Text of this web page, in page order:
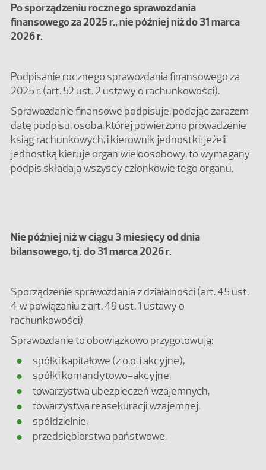
Po sporządzeniu rocznego sprawozdania
finansowego za 2025 r., nie później niż do 31 marca
2026 r.
Podpisanie rocznego sprawozdania finansowego za
2025 r. (art. 52 ust. 2 ustawy o rachunkowości).
Sprawozdanie finansowe podpisuje, podając zarazem
datę podpisu, osoba, której powierzono prowadzenie
ksiąg rachunkowych, i kierownik jednostki; jeżeli
jednostką kieruje organ wieloosobowy, to wymagany
podpis składają wszyscy członkowie tego organu.
Nie później niż w ciągu 3 miesięcy od dnia
bilansowego, tj. do 31 marca 2026 r.
Sporządzenie sprawozdania z działalności (art. 45 ust.
4 w powiązaniu z art. 49 ust. 1 ustawy o
rachunkowości).
Sprawozdanie to obowiązkowo przygotowują:
spółki kapitałowe (z o.o. i akcyjne),
spółki komandytowo-akcyjne,
towarzystwa ubezpieczeń wzajemnych,
towarzystwa reasekuracji wzajemnej,
spółdzielnie,
przedsiębiorstwa państwowe.